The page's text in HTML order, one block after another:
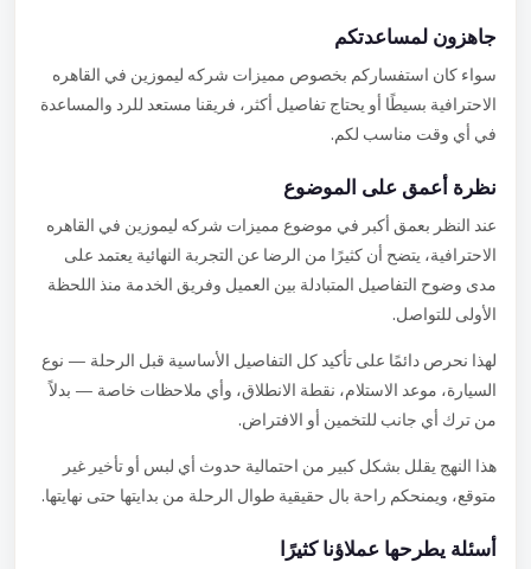
جاهزون لمساعدتكم
سواء كان استفساركم بخصوص مميزات شركه ليموزين في القاهره
الاحترافية بسيطًا أو يحتاج تفاصيل أكثر، فريقنا مستعد للرد والمساعدة
في أي وقت مناسب لكم.
نظرة أعمق على الموضوع
عند النظر بعمق أكبر في موضوع مميزات شركه ليموزين في القاهره
الاحترافية، يتضح أن كثيرًا من الرضا عن التجربة النهائية يعتمد على
مدى وضوح التفاصيل المتبادلة بين العميل وفريق الخدمة منذ اللحظة
الأولى للتواصل.
لهذا نحرص دائمًا على تأكيد كل التفاصيل الأساسية قبل الرحلة — نوع
السيارة، موعد الاستلام، نقطة الانطلاق، وأي ملاحظات خاصة — بدلاً
من ترك أي جانب للتخمين أو الافتراض.
هذا النهج يقلل بشكل كبير من احتمالية حدوث أي لبس أو تأخير غير
متوقع، ويمنحكم راحة بال حقيقية طوال الرحلة من بدايتها حتى نهايتها.
أسئلة يطرحها عملاؤنا كثيرًا